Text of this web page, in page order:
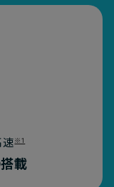
速※1
載